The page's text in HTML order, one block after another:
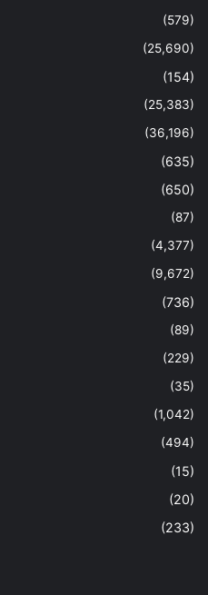
(579)
(25,690)
(154)
(25,383)
(36,196)
(635)
(650)
(87)
(4,377)
(9,672)
(736)
(89)
(229)
(35)
(1,042)
(494)
(15)
(20)
(233)